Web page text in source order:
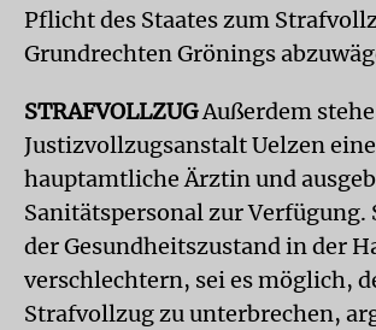
Pflicht des Staates zum
Grundrechten Grönings
STRAFVOLLZUGAußerdem
Justizvollzugsanstalt Uelzen eine
hauptamtliche Ärztin und
Sanitätspersonal zur Verfügung.
der Gesundheitszustand in der
verschlechtern, sei es möglich,
Strafvollzug zu unterbrechen,